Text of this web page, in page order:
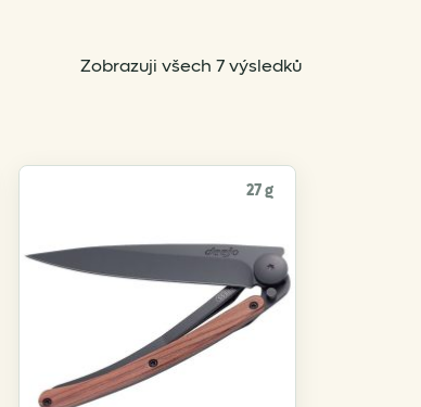
Zobrazuji všech 7 výsledkůSorted
27 g